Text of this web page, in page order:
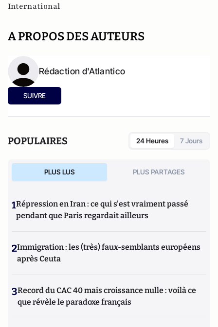
International
A PROPOS DES AUTEURS
Rédaction d'Atlantico
SUIVRE
POPULAIRES 24 Heures 7 Jours
PLUS LUS PLUS PARTAGES
1Répression en Iran : ce qui s'est vraiment passé
pendant que Paris regardait ailleurs
2Immigration : les (très) faux-semblants européens
après Ceuta
3Record du CAC 40 mais croissance nulle : voilà ce
que révèle le paradoxe français